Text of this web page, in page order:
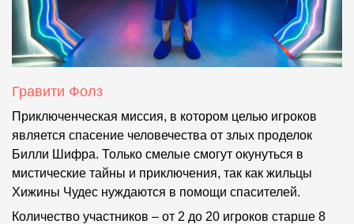
Гравити Фолз
Приключенческая миссия, в котором целью игроков
является спасение человечества от злых проделок
Билли Шифра. Только смелые смогут окунуться в
мистические тайны и приключения, так как жильцы
Хижины Чудес нуждаются в помощи спасителей.
Количество участников – от 2 до 20 игроков старше 8